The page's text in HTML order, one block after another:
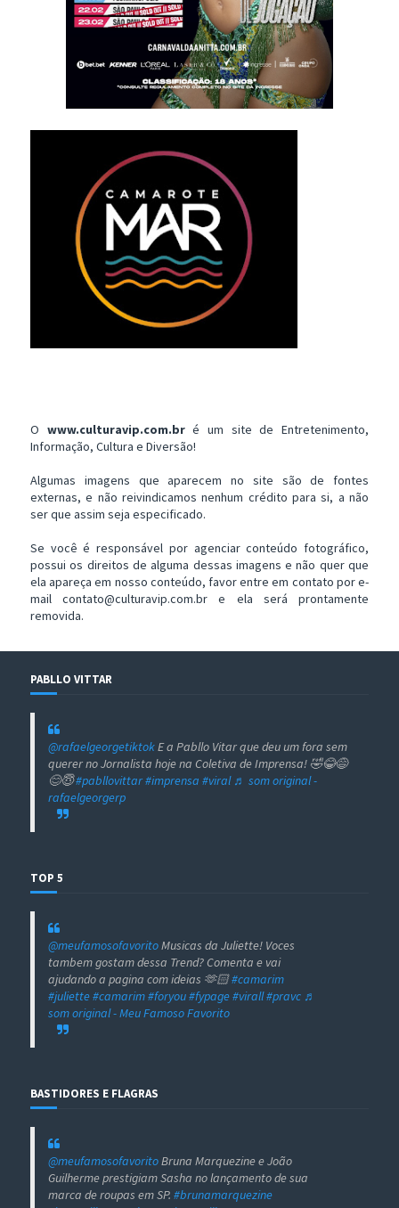
O www.culturavip.com.bré um site de Entretenimento,
Informação, Cultura e Diversão!
Algumas imagens que aparecem no site são de fontes
externas, e não reivindicamos nenhum crédito para si, a não
ser que assim seja especificado.
Se você é responsável por agenciar conteúdo fotográfico,
possui os direitos de alguma dessas imagens e não quer que
ela apareça em nosso conteúdo, favor entre em contato por e-
mail contato@culturavip.com.br e ela será prontamente
removida.
PABLLO VITTAR
@rafaelgeorgetiktokE a Pabllo Vitar que deu um fora sem
querer no Jornalista hoje na Coletiva de Imprensa! 🤣😂😅
😊😇#pabllovittar#imprensa #viral ♬ som original -
rafaelgeorgerp
TOP 5
@meufamosofavoritoMusicas da Juliette! Voces
tambem gostam dessa Trend? Comenta e vai
ajudando a pagina com ideias 🫶🏻#camarim
#juliette#camarim#foryou#fypage#virall#pravc ♬
som original - Meu Famoso Favorito
BASTIDORES E FLAGRAS
@meufamosofavoritoBruna Marquezine e João
Guilherme prestigiam Sasha no lançamento de sua
marca de roupas em SP. #brunamarquezine